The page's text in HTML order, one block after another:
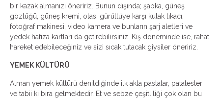
bir kazak almanızı öneririz. Bunun dışında; şapka, güneş
gözlüğü, güneş kremi, olası gürültüye karşı kulak tıkacı,
fotoğraf makinesi, video kamera ve bunların şarj aletleri ve
yedek hafıza kartları da getirebilirsiniz. Kış döneminde ise, rahat
hareket edebileceğiniz ve sizi sıcak tutacak giysiler öneririz.
YEMEK KÜLTÜRÜ
Alman yemek kültürü denildiğinde ilk akla pastalar, patatesler
ve tabii ki bira gelmektedir. Et ve sebze çeşitliliği çok olan bu